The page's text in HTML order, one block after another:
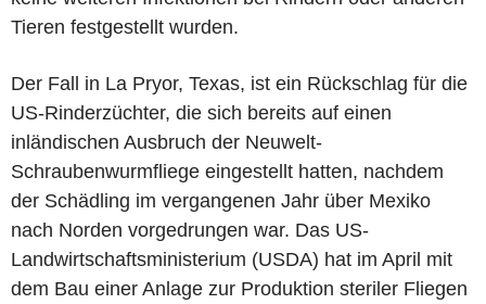
Tieren festgestellt wurden.
Der Fall in La Pryor, Texas, ist ein Rückschlag für die
US-Rinderzüchter, die sich bereits auf einen
inländischen Ausbruch der Neuwelt-
Schraubenwurmfliege eingestellt hatten, nachdem
der Schädling im vergangenen Jahr über Mexiko
nach Norden vorgedrungen war. Das US-
Landwirtschaftsministerium (USDA) hat im April mit
dem Bau einer Anlage zur Produktion steriler Fliegen